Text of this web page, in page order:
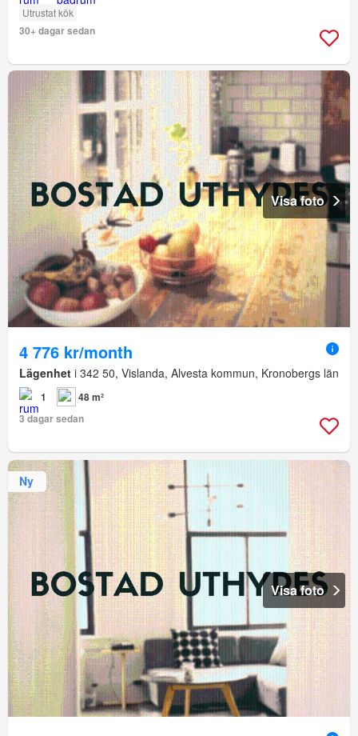
Utrustat kök
30+ dagar sedan
Visa foto
4 776 kr/month
Lägenhet i 342 50, Vislanda, Alvesta kommun, Kronobergs län
1
48 m²
3 dagar sedan
Ny
Visa foto